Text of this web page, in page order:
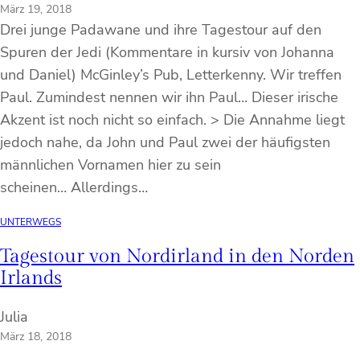
März 19, 2018
Drei junge Padawane und ihre Tagestour auf den
Spuren der Jedi (Kommentare in kursiv von Johanna
und Daniel) McGinley’s Pub, Letterkenny. Wir treffen
Paul. Zumindest nennen wir ihn Paul… Dieser irische
Akzent ist noch nicht so einfach. > Die Annahme liegt
jedoch nahe, da John und Paul zwei der häufigsten
männlichen Vornamen hier zu sein
scheinen… Allerdings…
UNTERWEGS
Tagestour von Nordirland in den Norden
Irlands
Julia
März 18, 2018